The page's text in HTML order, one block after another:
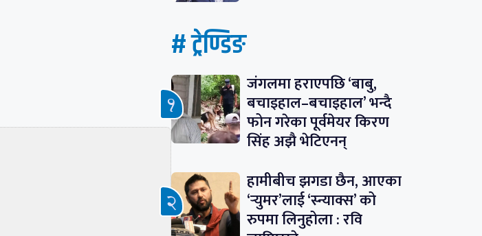
# ट्रेण्डिङ
जंगलमा हराएपछि ‘बाबु,
बचाइहाल–बचाइहाल’ भन्दै
फोन गरेका पूर्वमेयर किरण
सिंह अझै भेटिएनन्
हामीबीच झगडा छैन, आएका
‘र्‍युमर’लाई ‘स्न्याक्स’ को
रुपमा लिनुहोला : रवि